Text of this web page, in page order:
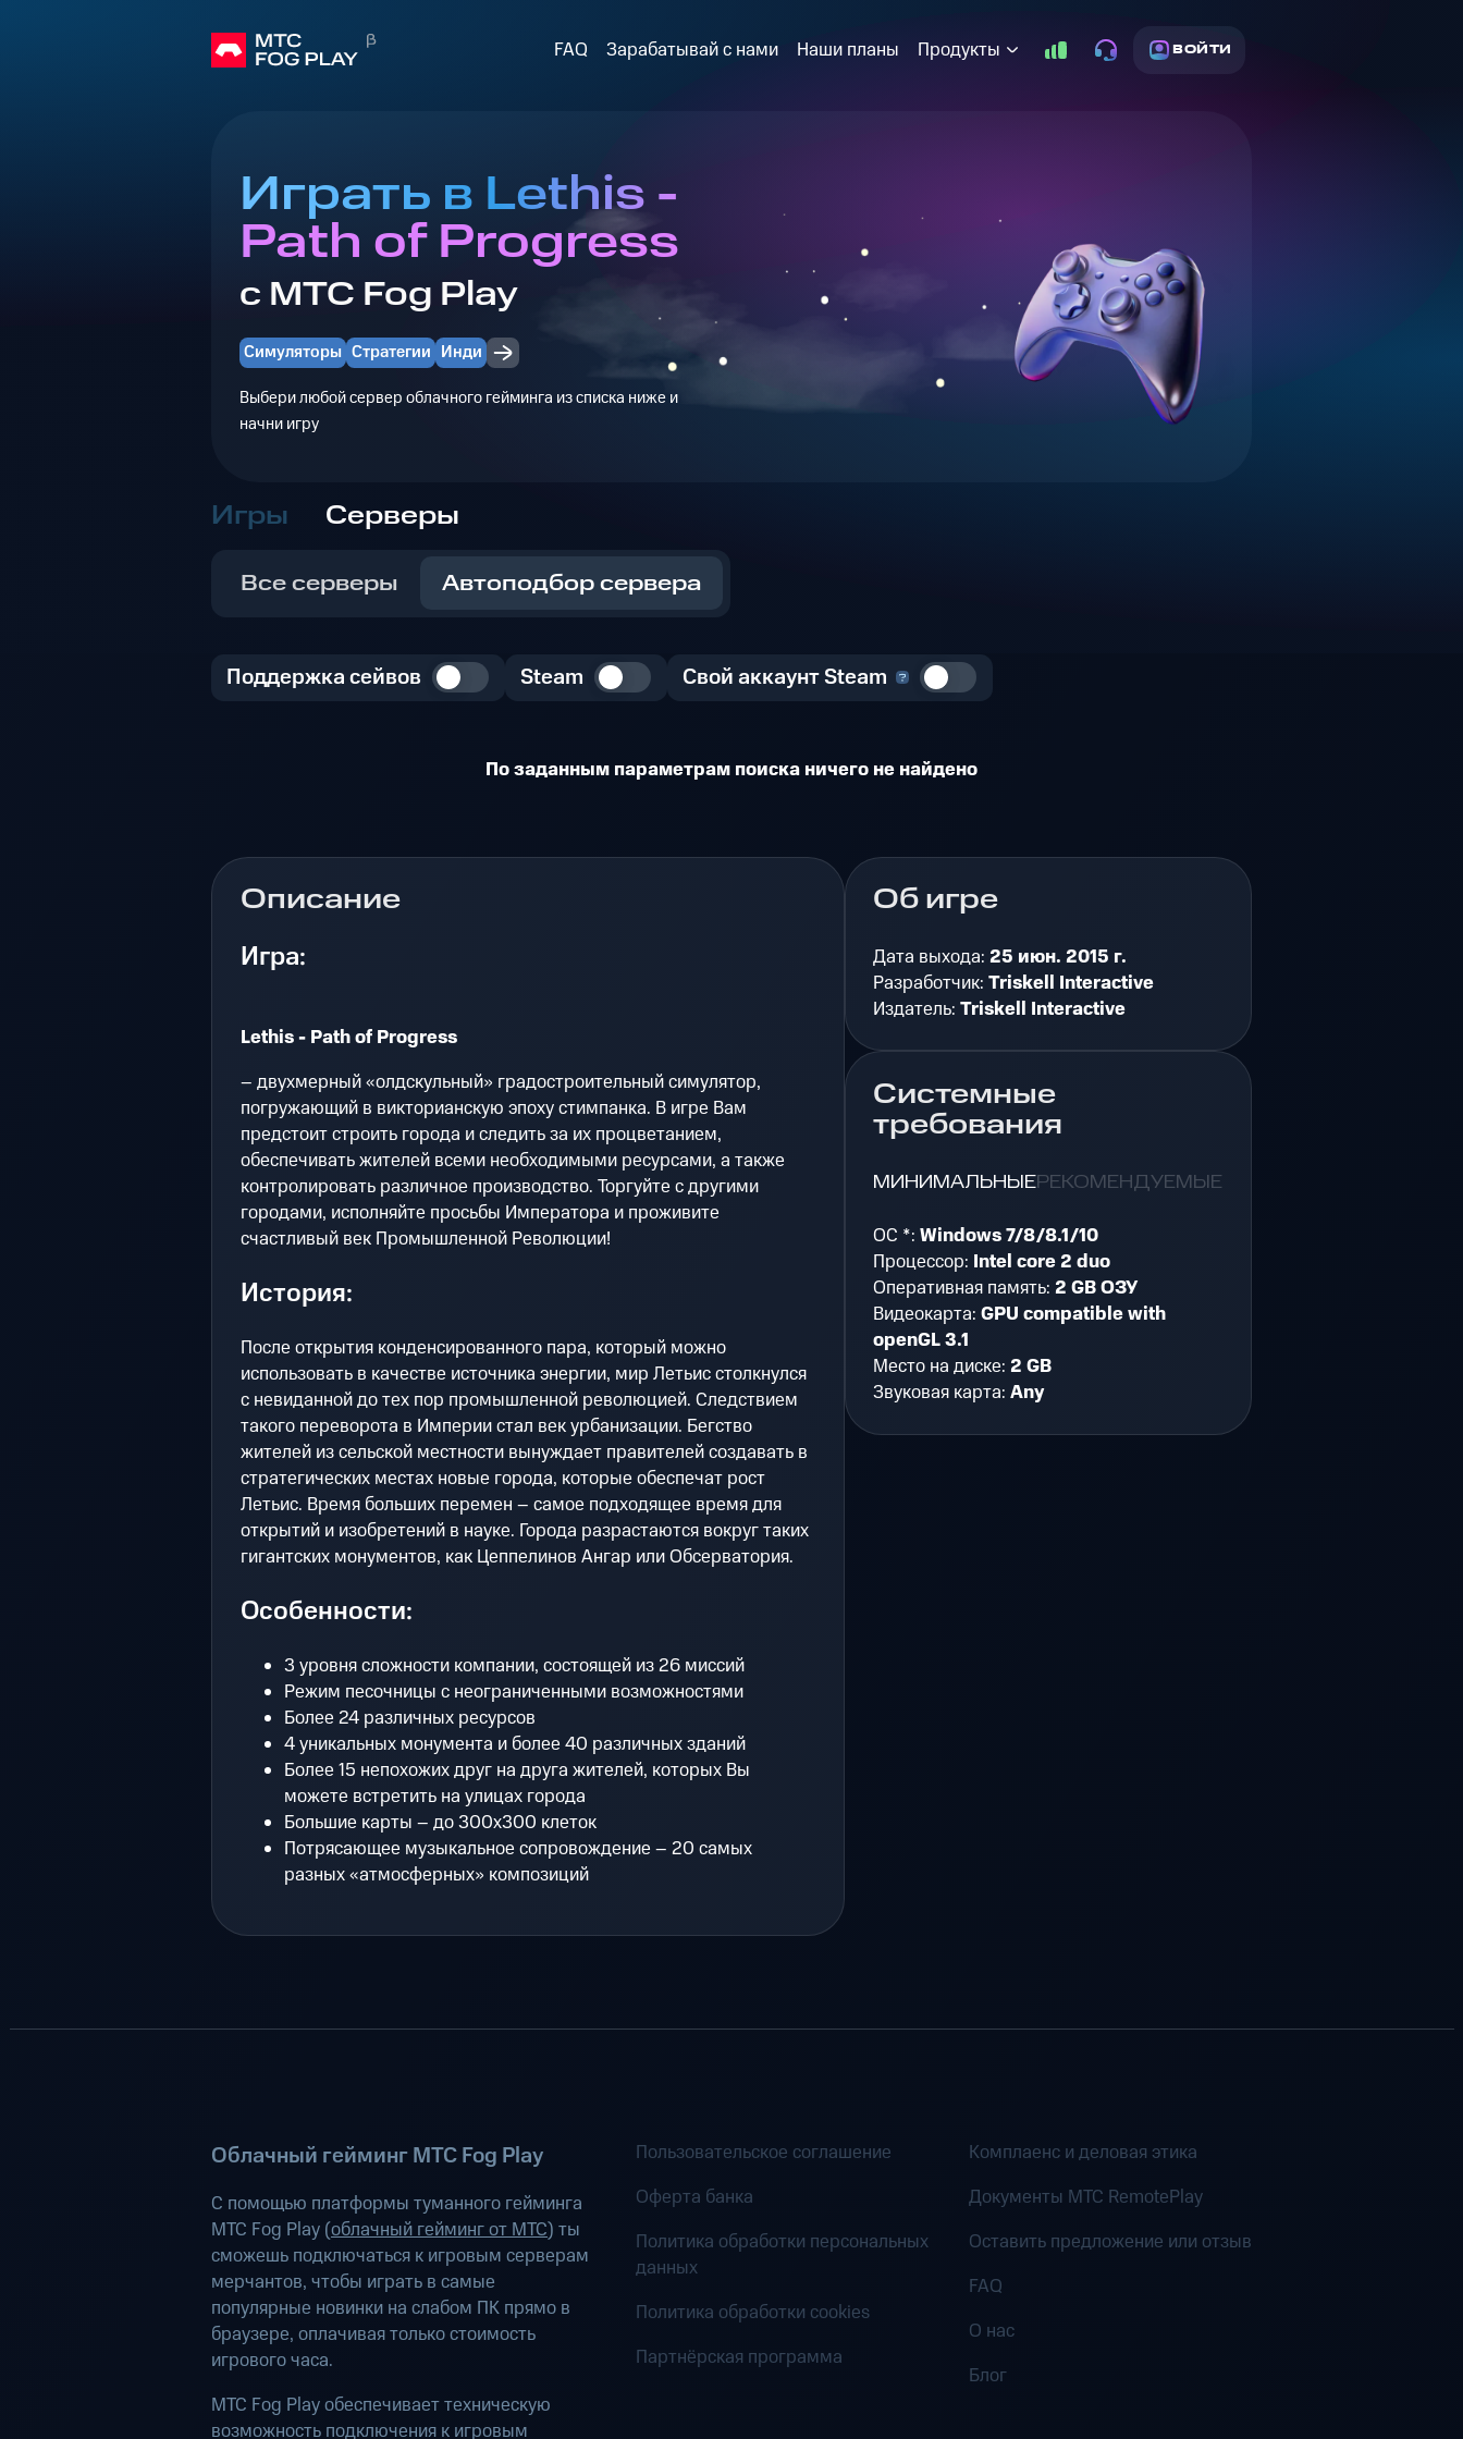
FAQ Зарабатывай с нами Наши планы Продукты ВОЙТИ
Играть в Lethis -
Path of Progress
с МТС Fog Play
Симуляторы Стратегии Инди
Выбери любой сервер облачного гейминга из списка ниже и
начни игру
Игры Серверы
Все серверы Автоподбор сервера
Поддержка сейвов Steam Свой аккаунт Steam
По заданным параметрам поиска ничего не найдено
Описание
Игра:
Lethis - Path of Progress
– двухмерный «олдскульный» градостроительный симулятор,
погружающий в викторианскую эпоху стимпанка. В игре Вам
предстоит строить города и следить за их процветанием,
обеспечивать жителей всеми необходимыми ресурсами, а также
контролировать различное производство. Торгуйте с другими
городами, исполняйте просьбы Императора и проживите
счастливый век Промышленной Революции!
История:
После открытия конденсированного пара, который можно
использовать в качестве источника энергии, мир Летьис столкнулся
с невиданной до тех пор промышленной революцией. Следствием
такого переворота в Империи стал век урбанизации. Бегство
жителей из сельской местности вынуждает правителей создавать в
стратегических местах новые города, которые обеспечат рост
Летьис. Время больших перемен – самое подходящее время для
открытий и изобретений в науке. Города разрастаются вокруг таких
гигантских монументов, как Цеппелинов Ангар или Обсерватория.
Особенности:
3 уровня сложности компании, состоящей из 26 миссий
Режим песочницы с неограниченными возможностями
Более 24 различных ресурсов
4 уникальных монумента и более 40 различных зданий
Более 15 непохожих друг на друга жителей, которых Вы
можете встретить на улицах города
Большие карты – до 300х300 клеток
Потрясающее музыкальное сопровождение – 20 самых
разных «атмосферных» композиций
Об игре
Дата выхода:25 июн. 2015 г.
Разработчик:Triskell Interactive
Издатель:Triskell Interactive
Системные
требования
МИНИМАЛЬНЫЕРЕКОМЕНДУЕМЫЕ
ОС *:Windows 7/8/8.1/10
Процессор: Intel core 2 duo
Оперативная память:2 GB ОЗУ
Видеокарта:GPU compatible with
openGL 3.1
Место на диске:2 GB
Звуковая карта:Any
Облачный гейминг МТС Fog Play
С помощью платформы туманного гейминга
МТС Fog Play (облачный гейминг от МТС) ты
сможешь подключаться к игровым серверам
мерчантов, чтобы играть в самые
популярные новинки на слабом ПК прямо в
браузере, оплачивая только стоимость
игрового часа.
МТС Fog Play обеспечивает техническую
возможность подключения к игровым
Пользовательское соглашение
Оферта банка
Политика обработки персональных
данных
Политика обработки cookies
Партнёрская программа
Комплаенс и деловая этика
Документы MTC RemotePlay
Оставить предложение или отзыв
FAQ
О нас
Блог